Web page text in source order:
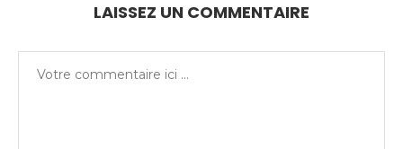
LAISSEZ UN COMMENTAIRE